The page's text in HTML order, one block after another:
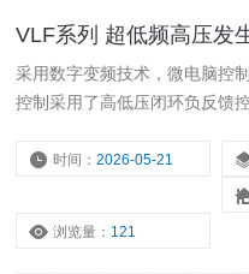
VLF系列 超低频高压发
采用数字变频技术，微电脑控
控制采用了高低压闭环负反馈
时间：2026-05-21
浏览量： 121